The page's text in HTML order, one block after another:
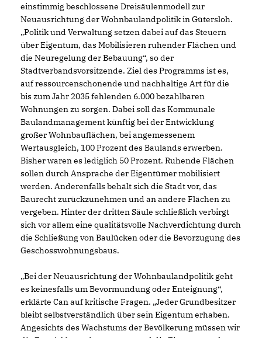
einstimmig beschlossene Dreisäulenmodell zur
Neuausrichtung der Wohnbaulandpolitik in Gütersloh.
Politik und Verwaltung setzen dabei auf das Steuern
über Eigentum, das Mobilisieren ruhender Flächen und
die Neuregelung der Bebauung“, so der
Stadtverbandsvorsitzende. Ziel des Programms ist es,
auf ressourcenschonende und nachhaltige Art für die
bis zum Jahr 2035 fehlenden 6.000 bezahlbaren
Wohnungen zu sorgen. Dabei soll das Kommunale
Baulandmanagement künftig bei der Entwicklung
großer Wohnbauflächen, bei angemessenem
Wertausgleich, 100 Prozent des Baulands erwerben.
Bisher waren es lediglich 50 Prozent. Ruhende Flächen
sollen durch Ansprache der Eigentümer mobilisiert
werden. Anderenfalls behält sich die Stadt vor, das
Baurecht zurückzunehmen und an andere Flächen zu
vergeben. Hinter der dritten Säule schließlich verbirgt
sich vor allem eine qualitätsvolle Nachverdichtung durch
die Schließung von Baulücken oder die Bevorzugung des
Geschosswohnungsbaus.
Bei der Neuausrichtung der Wohnbaulandpolitik geht
es keinesfalls um Bevormundung oder Enteignung“,
erklärte Can auf kritische Fragen. „Jeder Grundbesitzer
bleibt selbstverständlich über sein Eigentum erhaben.
Angesichts des Wachstums der Bevölkerung müssen wir